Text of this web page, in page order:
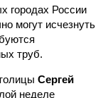
городах России
могут исчезнуть
труб.
Сергей
неделе